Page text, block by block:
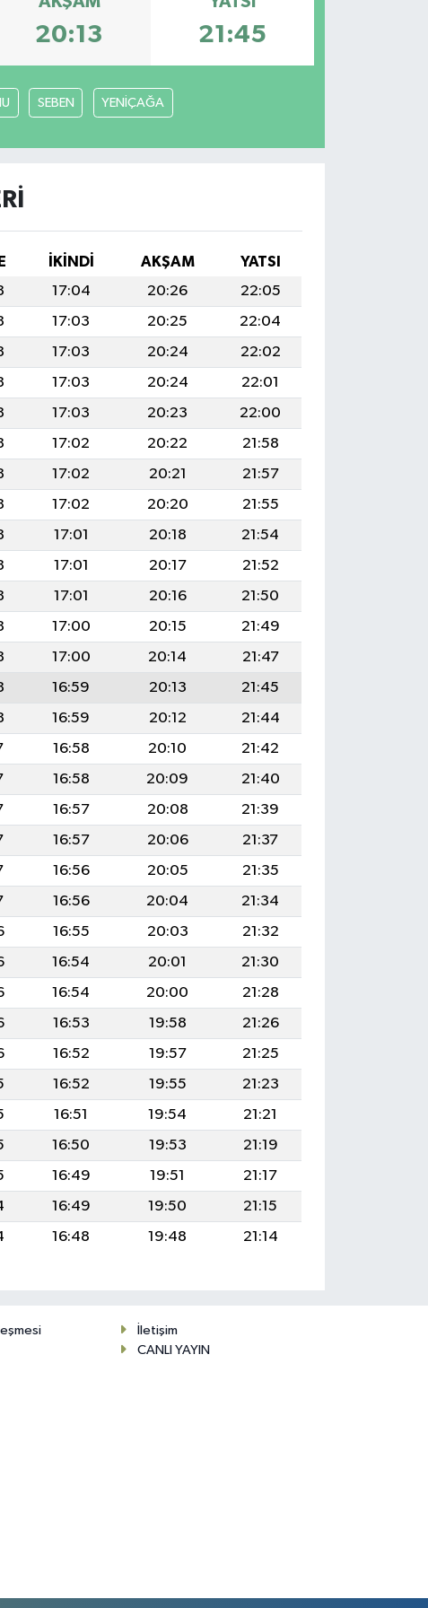
20:13 21:45
SEBEN YENİÇAĞA
İKINDI AKŞAM
YATSI
17:04 20:26
22:05
17:03 20:25
22:04
17:03 20:24
22:02
17:03 20:24
22:01
17:03 20:23
22:00
17:02 20:22
21:58
17:02 20:21
21:57
17:02 20:20
21:55
17:01 20:18
21:54
17:01 20:17
21:52
17:01 20:16
21:50
17:00 20:15
21:49
17:00 20:14
21:47
16:59 20:13
21:45
16:59 20:12
21:44
16:58 20:10
21:42
16:58 20:09
21:40
16:57 20:08
21:39
16:57 20:06
21:37
16:56 20:05
21:35
16:56 20:04
21:34
16:55 20:03
21:32
16:54 20:01
21:30
16:54 20:00
21:28
16:53 19:58
21:26
16:52 19:57
21:25
16:52 19:55
21:23
16:51 19:54
21:21
16:50 19:53
21:19
16:49 19:51
21:17
16:49 19:50
21:15
16:48 19:48 21:14
İletişim
CANLI YAYIN